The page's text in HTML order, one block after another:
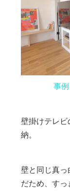
事
壁掛けテレ
納。
壁と同じ真
だため、すっ